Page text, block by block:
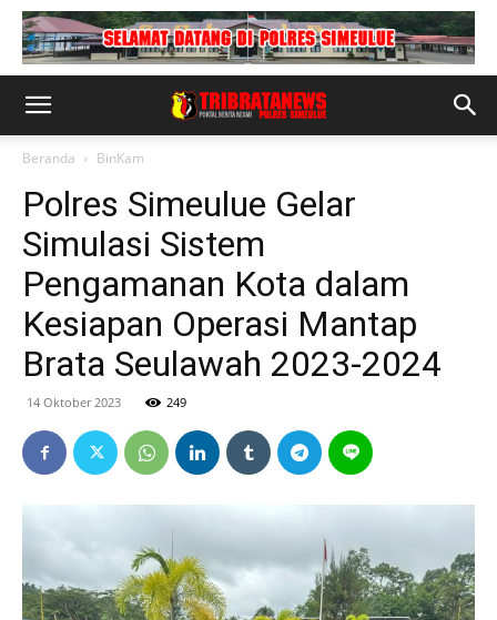
Beranda BinKam
Polres Simeulue Gelar
Simulasi Sistem
Pengamanan Kota dalam
Kesiapan Operasi Mantap
Brata Seulawah 2023-2024
14 Oktober 2023 249